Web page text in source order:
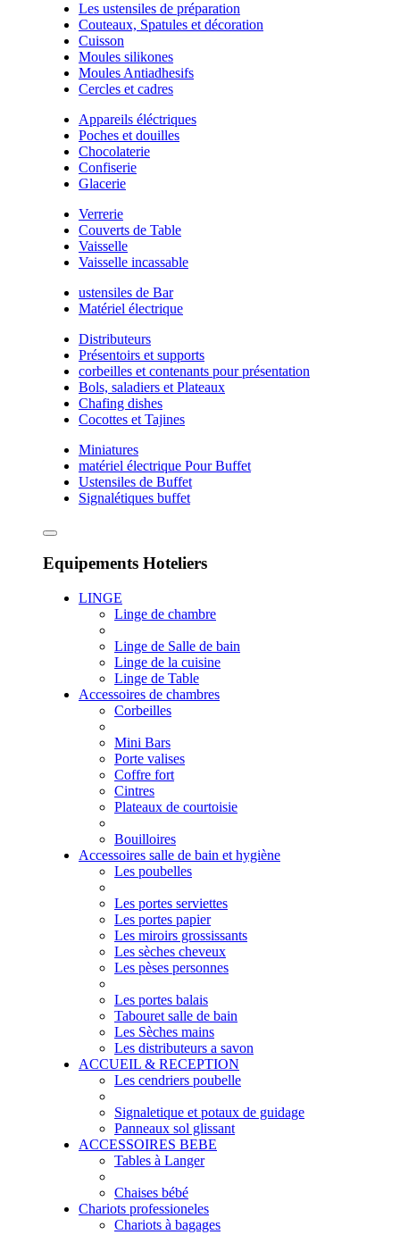
Les ustensiles de préparation
Couteaux, Spatules et décoration
Cuisson
Moules silikones
Moules Antiadhesifs
Cercles et cadres
Appareils éléctriques
Poches et douilles
Chocolaterie
Confiserie
Glacerie
Verrerie
Couverts de Table
Vaisselle
Vaisselle incassable
ustensiles de Bar
Matériel électrique
Distributeurs
Présentoirs et supports
corbeilles et contenants pour présentation
Bols, saladiers et Plateaux
Chafing dishes
Cocottes et Tajines
Miniatures
matériel électrique Pour Buffet
Ustensiles de Buffet
Signalétiques buffet
Equipements Hoteliers
LINGE
Linge de chambre
Linge de Salle de bain
Linge de la cuisine
Linge de Table
Accessoires de chambres
Corbeilles
Mini Bars
Porte valises
Coffre fort
Cintres
Plateaux de courtoisie
Bouilloires
Accessoires salle de bain et hygiène
Les poubelles
Les portes serviettes
Les portes papier
Les miroirs grossissants
Les sèches cheveux
Les pèses personnes
Les portes balais
Tabouret salle de bain
Les Sèches mains
Les distributeurs a savon
ACCUEIL & RECEPTION
Les cendriers poubelle
Signaletique et potaux de guidage
Panneaux sol glissant
ACCESSOIRES BEBE
Tables à Langer
Chaises bébé
Chariots professioneles
Chariots à bagages